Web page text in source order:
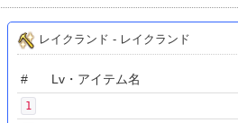
レイクランド - レイクランド
# Lv・アイテム名
1